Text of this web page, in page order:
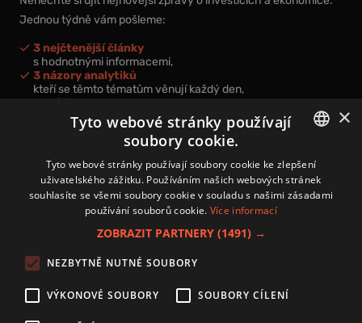
Jednou týdně vám pošleme:
3 nejčtenější články
s hodnotnými informacemi,
3 názory analytiků
kteří se těmto tématům věnují každý den,
nová videa a podcasty
k prohloubení vašich znalostí.
Přihlášením k newsletteru vyjadřujete svůj souhlas spodmínkami
zpracování osobních údajů.
Zásady používání souborů cookies
Autoři
Nastavení cookies
CZECH
×
Tyto webové stránky používají
soubory cookie.
Tyto webové stránky používají soubory cookie ke zlepšení
uživatelského zážitku. Používáním našich webových stránek
souhlasíte se všemi soubory cookie v souladu s našimi zásadami
používání souborů cookie. Více informací
ZOBRAZIT PARTNERY (1491) →
NEZBYTNĚ NUTNÉ SOUBORY
VÝKONOVÉ SOUBORY SOUBORY CÍLENÍ